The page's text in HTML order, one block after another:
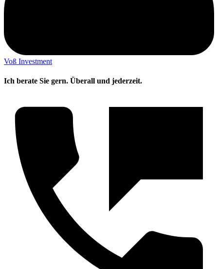
Voß Investment
Ich berate Sie gern. Überall und jederzeit.